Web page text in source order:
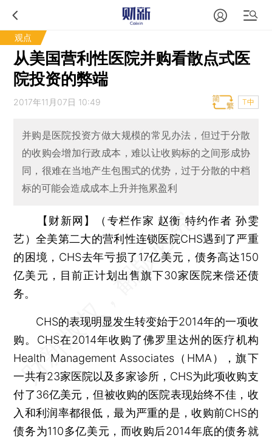
观点
从美国营利性医院并购看散点式医
院投资的弊端
2017年11月07日 10:49 T中
并购是医院投资方做大规模的常见办法，但过于分散
的收购会增加行政成本，难以让收购标的之间形成协
同，很难在当地产生包围式的优势，过于分散的中档
标的可能会造成成本上升并拖累盈利
【财新网】（专栏作家 赵衡 特约作者 孙雯
艺）全美第二大的营利性连锁医院CHS遇到了严重
的困境，CHS去年亏损了17亿美元，债务高达150
亿美元，目前正计划出售旗下30家医院来偿还债
务。
CHS的表现明显发生转变始于2014年的一项收
购。CHS在2014年收购了佛罗里达州的医疗机构
Health Management Associates（HMA），旗下
一共有23家医院以及多家诊所，CHS为此项收购支
付了36亿美元，但被收购的医院表现始终不佳，收
入和利润率都很低，最为严重的是，收购前CHS的
债务为110多亿美元，而收购后2014年底的债务就